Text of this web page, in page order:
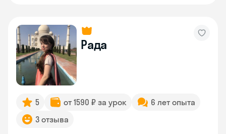
Рада
5 от 1590 ₽ за урок
6 лет опыта
3 отзыва